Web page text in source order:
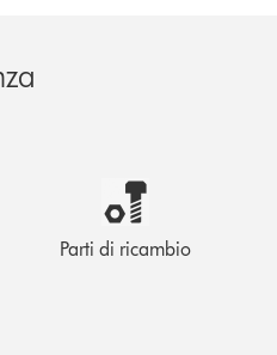
Parti di ricambio